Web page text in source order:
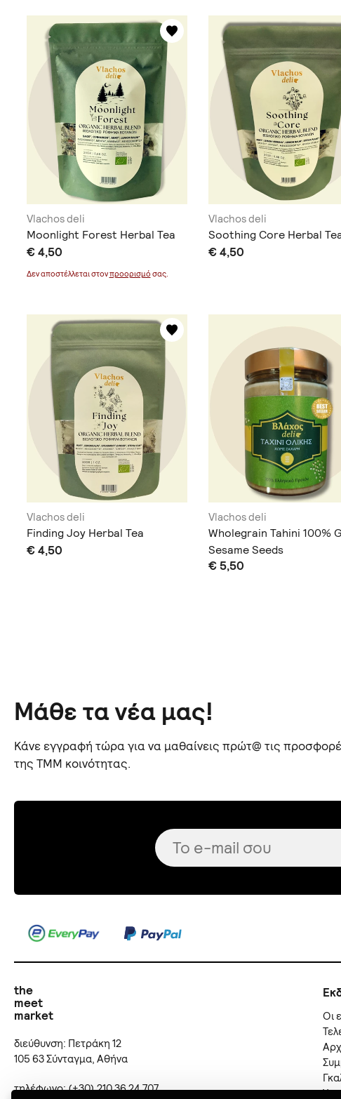
Vlachos deli
Moonlight Forest Herbal Tea
€ 4,50
Δεν αποστέλλεται στονπροορισμό σας.
Vlachos deli
Soothing Core Herbal
€ 4,50
Vlachos deli
Finding Joy Herbal Tea
€ 4,50
Vlachos deli
Wholegrain Tahini 100%
Sesame Seeds
€ 5,50
Μάθε τα νέα μας!
Κάνε εγγραφή τώρα για να μαθαίνεις πρώτ@ τις
της TMM κοινότητας.
the
meet
market
διεύθυνση: Πετράκη 12
105 63 Σύνταγμα, Αθήνα
τηλέφωνο: (+30) 210 36 24 707
Οι